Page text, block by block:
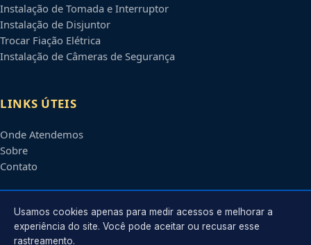
Instalação de Tomada e Interruptor
Instalação de Disjuntor
Trocar Fiação Elétrica
Instalação de Câmeras de Segurança
LINKS ÚTEIS
Onde Atendemos
Sobre
Contato
CONTATO
Usamos cookies apenas para medir acessos e melhorar a
experiência do site. Você pode aceitar ou recusar esse
rastreamento.